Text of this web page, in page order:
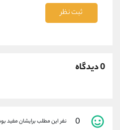
ثبت نظر
0 دیدگاه
0 نفر این مطلب برایشان مفید